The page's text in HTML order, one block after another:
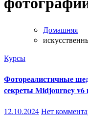
Домашняя
Курсы
Фотореалистичные
секреты Midjourney v6
12.10.2024Нет